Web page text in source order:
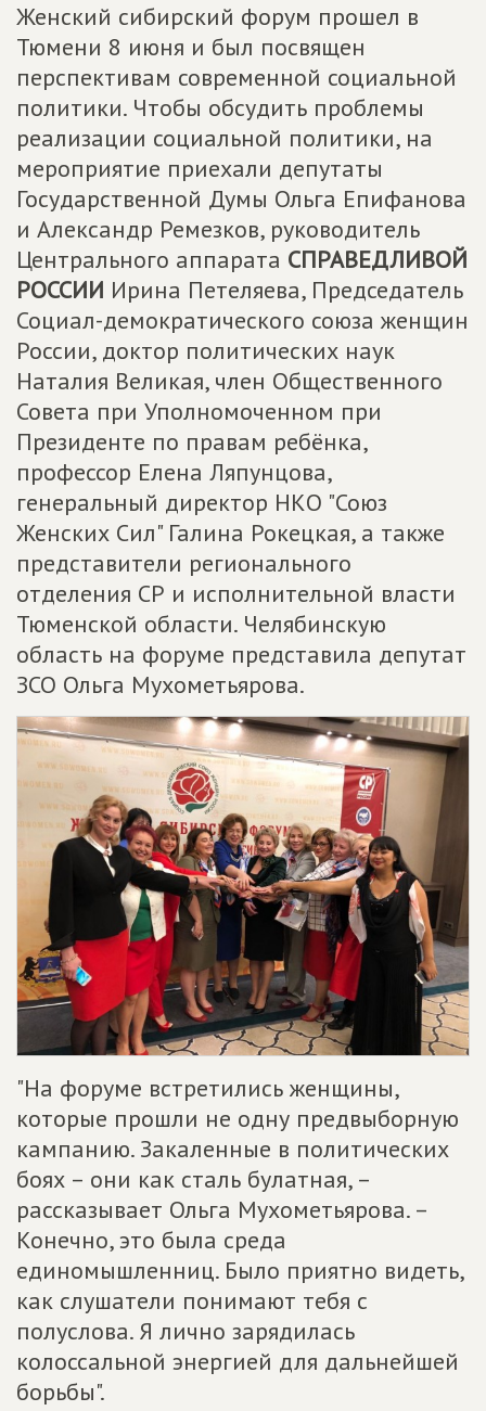
Женский сибирский форум прошел в
Тюмени 8 июня и был посвящен
перспективам современной социальной
политики. Чтобы обсудить проблемы
реализации социальной политики, на
мероприятие приехали депутаты
Государственной Думы Ольга Епифанова
и Александр Ремезков, руководитель
Центрального аппарата СПРАВЕДЛИВОЙ
РОССИИ Ирина Петеляева, Председатель
Социал-демократического союза женщин
России, доктор политических наук
Наталия Великая, член Общественного
Совета при Уполномоченном при
Президенте по правам ребёнка,
профессор Елена Ляпунцова,
генеральный директор НКО "Союз
Женских Сил" Галина Рокецкая, а также
представители регионального
отделения СР и исполнительной власти
Тюменской области. Челябинскую
область на форуме представила депутат
ЗСО Ольга Мухометьярова.
"На форуме встретились женщины,
которые прошли не одну предвыборную
кампанию. Закаленные в политических
боях – они как сталь булатная, –
рассказывает Ольга Мухометьярова. –
Конечно, это была среда
единомышленниц. Было приятно видеть,
как слушатели понимают тебя с
полуслова. Я лично зарядилась
колоссальной энергией для дальнейшей
борьбы".